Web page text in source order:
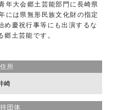
お知らせ
プライバシー
年大会郷土芸能部門に長崎県
には県無形民族文化財の指定
め慶祝行事等にも出演するな
郷土芸能です。
住所
崎
団体